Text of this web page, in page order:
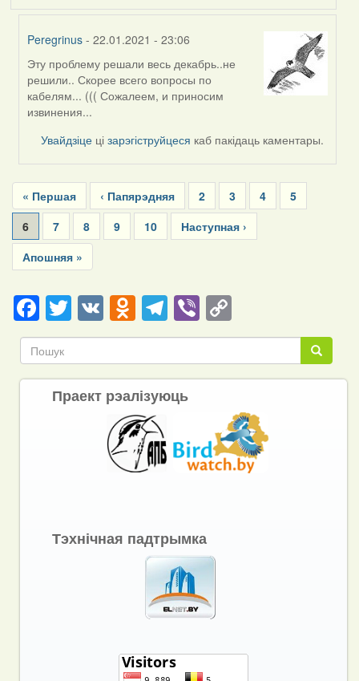
Peregrinus - 22.01.2021 - 23:06
In
reply
to
by
evgbor
Эту проблему решали весь декабрь..не
решили.. Скорее всего вопросы по
кабелям... ((( Сожалеем, и приносим
извинения...
Увайдзіце цізарэгіструйцеся каб пакідаць каментары.
Pagination
First
page
« Першая
Previous
page
‹ Папярэдняя Page
2 Page
3 Page
4 Page
5
Current
page
6 Page
7 Page
8 Page
9 Page
10
Next
page
Наступная ›
Last
page
Апошняя »
Facebook
Twitter
VKOdnoklassniki
Telegram
ViberCopy
Link Пошук
Пошук
Праект рэалізуюць
Тэхнічная падтрымка